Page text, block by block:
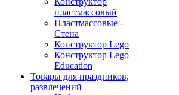
пластмассовый
Пластмассовые -
Стена
Конструктор Lego
Конструктор Lego
Education
Товары для праздников,
развлечений